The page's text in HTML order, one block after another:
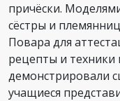
причёски.
сёстры и
Повара для
рецепты и
демонстрировали
учащиеся